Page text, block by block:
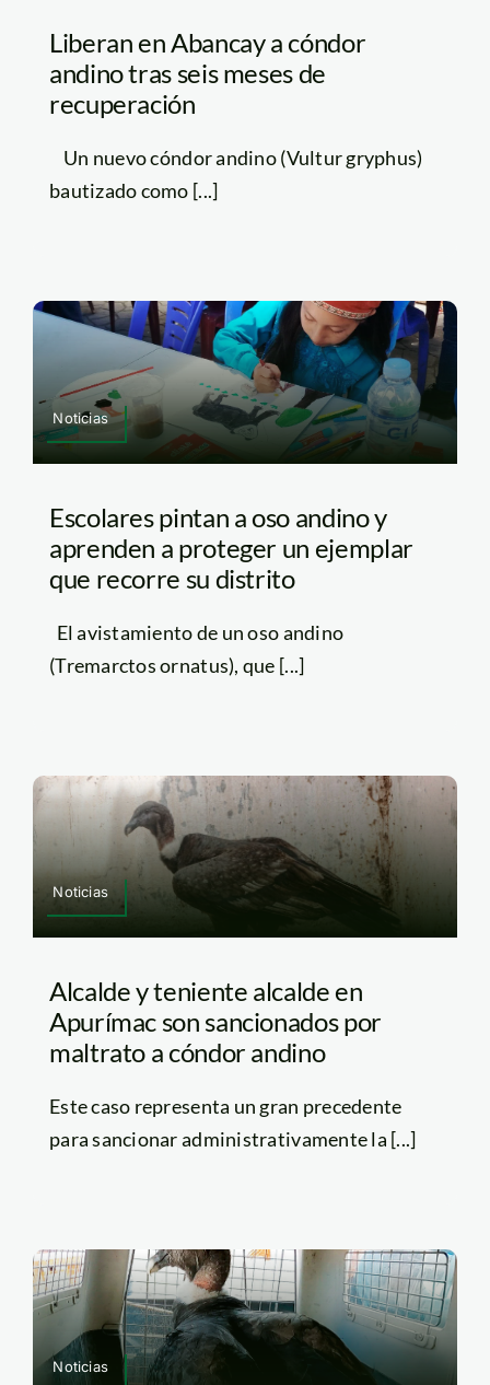
Liberan en Abancay a cóndor
andino tras seis meses de
recuperación
Un nuevo cóndor andino (Vultur gryphus)
bautizado como [...]
Noticias
Escolares pintan a oso andino y
aprenden a proteger un ejemplar
que recorre su distrito
El avistamiento de un oso andino
(Tremarctos ornatus), que [...]
Noticias
Alcalde y teniente alcalde en
Apurímac son sancionados por
maltrato a cóndor andino
Este caso representa un gran precedente
para sancionar administrativamente la [...]
Noticias